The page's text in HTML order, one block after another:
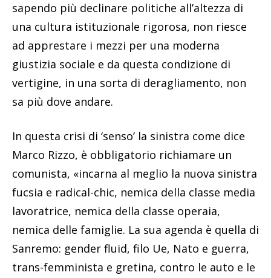
sapendo più declinare politiche all’altezza di
una cultura istituzionale rigorosa, non riesce
ad apprestare i mezzi per una moderna
giustizia sociale e da questa condizione di
vertigine, in una sorta di deragliamento, non
sa più dove andare.
In questa crisi di ‘senso’ la sinistra come dice
Marco Rizzo, è obbligatorio richiamare un
comunista, «incarna al meglio la nuova sinistra
fucsia e radical-chic, nemica della classe media
lavoratrice, nemica della classe operaia,
nemica delle famiglie. La sua agenda è quella di
Sanremo: gender fluid, filo Ue, Nato e guerra,
trans-femminista e gretina, contro le auto e le